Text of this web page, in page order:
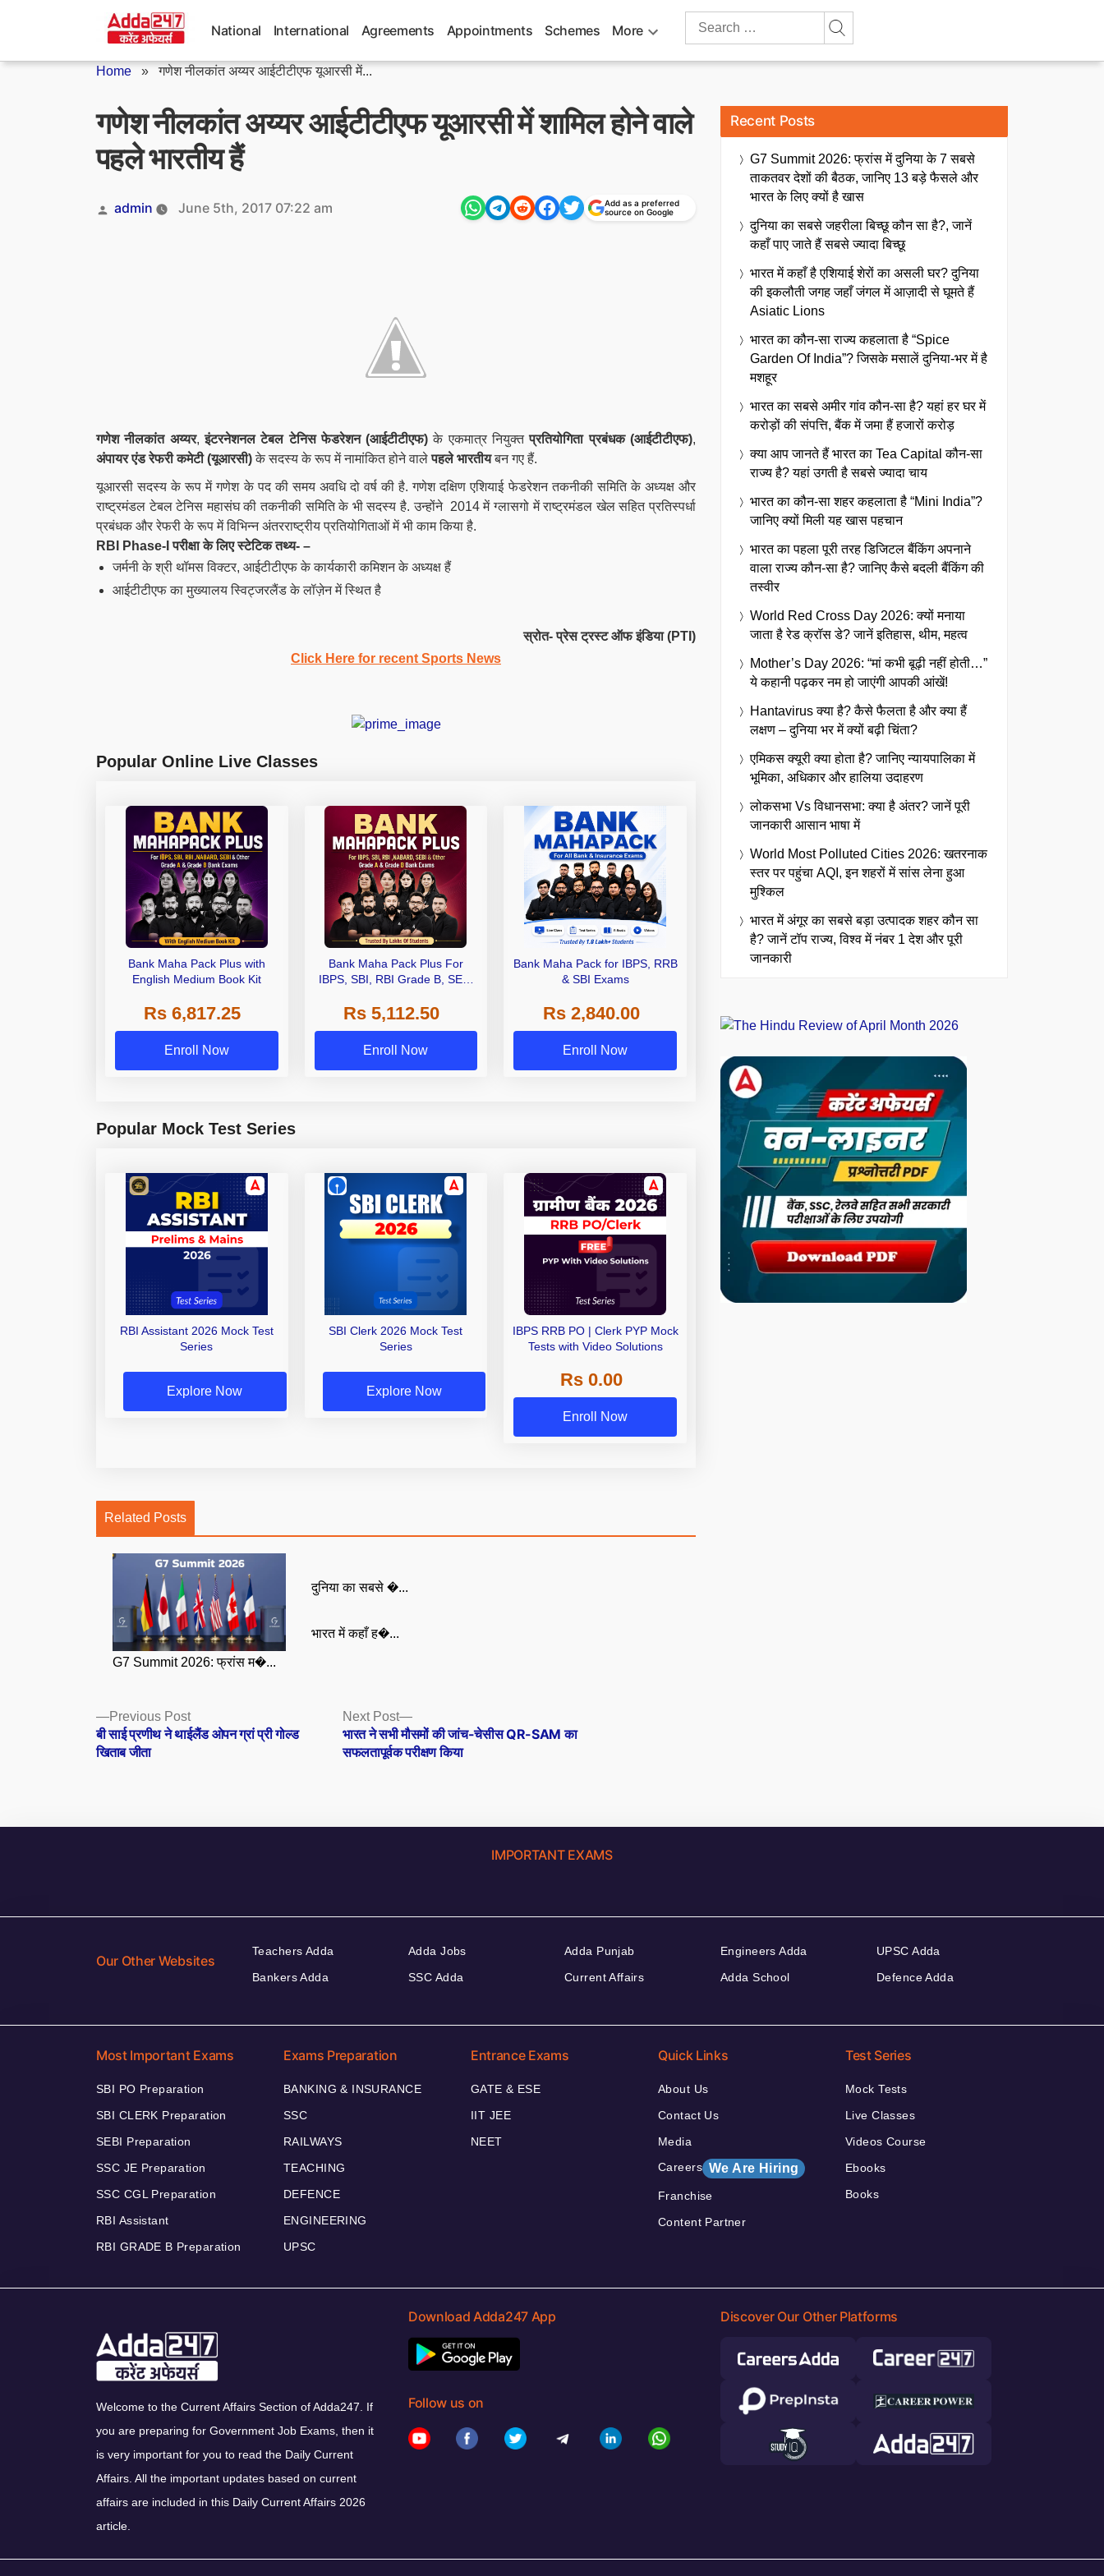
National International Agreements Appointments Schemes More
Search
Home »गणेश नीलकांत अय्यर आईटीटीएफ यूआरसी में...
गणेश नीलकांत अय्यर आईटीटीएफ यूआरसी में शामिल होने वाले
पहले भारतीय हैं
Posted
admin June 5th, 2017 07:22 am
Add as a preferred
source on Google
गणेश नीलकांत अय्यर,इंटरनेशनल टेबल टेनिस फेडरेशन (आईटीटीएफ) के एकमात्र नियुक्तप्रतियोगिता प्रबंधक (आईटीटीएफ),
अंपायर एंड रेफरी कमेटी (यूआरसी)के सदस्य के रूप में नामांकित होने वालेपहले भारतीयबन गए हैं.
यूआरसी सदस्य के रूप में गणेश के पद की समय अवधि दो वर्ष की है. गणेश दक्षिण एशियाई फेडरेशन तकनीकी समिति के अध्यक्ष और
राष्ट्रमंडल टेबल टेनिस महासंघ की तकनीकी समिति के भी सदस्य है. उन्होंने 2014 में ग्लासगो में राष्ट्रमंडल खेल सहित प्रतिस्पर्धा
प्रबंधक और रेफरी के रूप में विभिन्न अंतरराष्ट्रीय प्रतियोगिताओं में भी काम किया है.
RBI Phase-I परीक्षा के लिए स्टेटिक तथ्य- –
जर्मनी के श्री थॉमस विक्टर, आईटीटीएफ के कार्यकारी कमिशन के अध्यक्ष हैं
आईटीटीएफ का मुख्यालय स्विट्जरलैंड के लॉज़ेन में स्थित है
स्रोत- प्रेस ट्रस्ट ऑफ इंडिया (PTI)
Click Here for recent Sports News
Popular Online Live Classes
Bank Maha Pack Plus with
English Medium Book Kit
Rs 6,817.25
Enroll Now
Bank Maha Pack Plus For
IBPS, SBI, RBI Grade B, SEBI
Other Grade A & Grade B Bank
Exams
Rs 5,112.50
Enroll Now
Bank Maha Pack for IBPS, RRB
& SBI Exams
Rs 2,840.00
Enroll Now
Popular Mock Test Series
RBI Assistant 2026 Mock Test
Series
Explore Now
SBI Clerk 2026 Mock Test
Series
Explore Now
IBPS RRB PO | Clerk PYP Mock
Tests with Video Solutions
Rs 0.00
Enroll Now
Related Posts
G7 Summit 2026: फ्रांस म�...
दुनिया का सबसे �...
भारत में कहाँ ह�...
Posts
navigation
Previous PostPrevious
post:
बी साई प्रणीथ ने थाईलैंड ओपन ग्रां प्री गोल्ड
खिताब जीता
Next Post
Next
post:
भारत ने सभी मौसमों की जांच-चेसीस QR-SAM का
सफलतापूर्वक परीक्षण किया
Recent Posts
G7 Summit 2026: फ्रांस में दुनिया के 7 सबसे
ताकतवर देशों की बैठक, जानिए 13 बड़े फैसले और
भारत के लिए क्यों है खास
दुनिया का सबसे जहरीला बिच्छू कौन सा है?, जानें
कहाँ पाए जाते हैं सबसे ज्यादा बिच्छू
भारत में कहाँ है एशियाई शेरों का असली घर? दुनिया
की इकलौती जगह जहाँ जंगल में आज़ादी से घूमते हैं
Asiatic Lions
भारत का कौन-सा राज्य कहलाता है “Spice
Garden Of India”? जिसके मसालें दुनिया-भर में है
मशहूर
भारत का सबसे अमीर गांव कौन-सा है? यहां हर घर में
करोड़ों की संपत्ति, बैंक में जमा हैं हजारों करोड़
क्या आप जानते हैं भारत का Tea Capital कौन-सा
राज्य है? यहां उगती है सबसे ज्यादा चाय
भारत का कौन-सा शहर कहलाता है “Mini India”?
जानिए क्यों मिली यह खास पहचान
भारत का पहला पूरी तरह डिजिटल बैंकिंग अपनाने
वाला राज्य कौन-सा है? जानिए कैसे बदली बैंकिंग की
तस्वीर
World Red Cross Day 2026: क्यों मनाया
जाता है रेड क्रॉस डे? जानें इतिहास, थीम, महत्व
Mother’s Day 2026: “मां कभी बूढ़ी नहीं होती…”
ये कहानी पढ़कर नम हो जाएंगी आपकी आंखें!
Hantavirus क्या है? कैसे फैलता है और क्या हैं
लक्षण – दुनिया भर में क्यों बढ़ी चिंता?
एमिकस क्यूरी क्या होता है? जानिए न्यायपालिका में
भूमिका, अधिकार और हालिया उदाहरण
लोकसभा Vs विधानसभा: क्या है अंतर? जानें पूरी
जानकारी आसान भाषा में
World Most Polluted Cities 2026: खतरनाक
स्तर पर पहुंचा AQI, इन शहरों में सांस लेना हुआ
मुश्किल
भारत में अंगूर का सबसे बड़ा उत्पादक शहर कौन सा
है? जानें टॉप राज्य, विश्व में नंबर 1 देश और पूरी
जानकारी
IMPORTANT EXAMS
Our Other Websites
Teachers Adda
Bankers Adda
Adda Jobs
SSC Adda
Adda Punjab
Current Affairs
Engineers Adda
Adda School
UPSC Adda
Defence Adda
Most Important Exams
SBI PO Preparation
SBI CLERK Preparation
SEBI Preparation
SSC JE Preparation
SSC CGL Preparation
RBI Assistant
RBI GRADE B Preparation
Exams Preparation
BANKING & INSURANCE
SSC
RAILWAYS
TEACHING
DEFENCE
ENGINEERING
UPSC
Entrance Exams
GATE & ESE
IIT JEE
NEET
Quick Links
About Us
Contact Us
Media
Careers We Are Hiring
Franchise
Content Partner
Test Series
Mock Tests
Live Classes
Videos Course
Ebooks
Books
Welcome to the Current Affairs Section of Adda247. If
you are preparing for Government Job Exams, then it
is very important for you to read the Daily Current
Affairs. All the important updates based on current
affairs are included in this Daily Current Affairs 2026
article.
Download Adda247 App
Follow us on
Discover Our Other Platforms